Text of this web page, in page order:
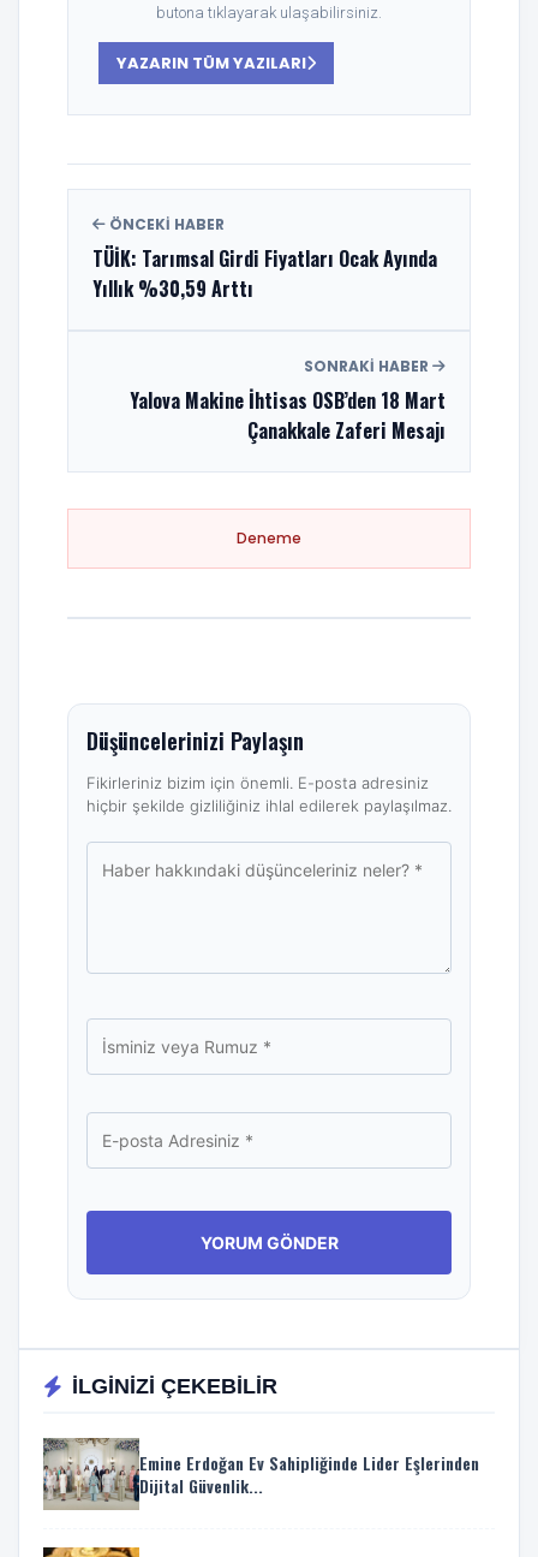
butona tıklayarak ulaşabilirsiniz.
YAZARIN TÜM YAZILARI
ÖNCEKI HABER
TÜİK: Tarımsal Girdi Fiyatları Ocak Ayında
Yıllık %30,59 Arttı
SONRAKI HABER
Yalova Makine İhtisas OSB’den 18 Mart
Çanakkale Zaferi Mesajı
Deneme
Düşüncelerinizi Paylaşın
Fikirleriniz bizim için önemli. E-posta adresiniz
hiçbir şekilde gizliliğiniz ihlal edilerek paylaşılmaz.
İLGİNİZİ ÇEKEBİLİR
Emine Erdoğan Ev Sahipliğinde Lider Eşlerinden
Dijital Güvenlik...